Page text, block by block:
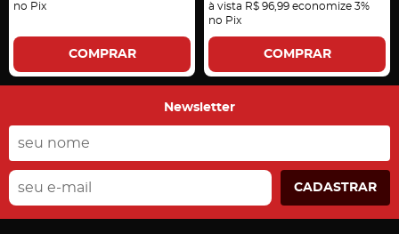
no Pix
COMPRAR
à vista R$ 96,99 economize 3%
no Pix
COMPRAR
Newsletter
CADASTRAR